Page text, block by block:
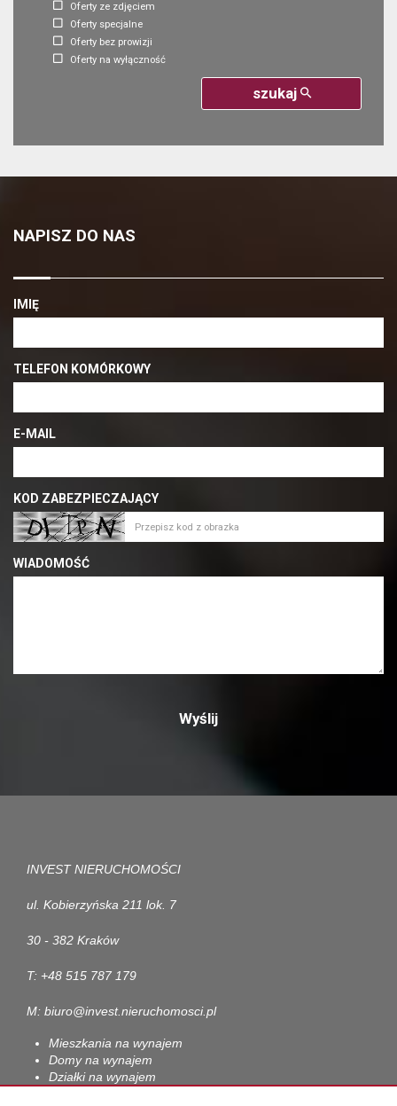
Oferty ze zdjęciem
Oferty specjalne
Oferty bez prowizji
Oferty na wyłączność
szukaj
NAPISZ DO NAS
IMIĘ
TELEFON KOMÓRKOWY
E-MAIL
KOD ZABEZPIECZAJĄCY
WIADOMOŚĆ
INVEST NIERUCHOMOŚCI
ul. Kobierzyńska 211 lok. 7
30 - 382 Kraków
T: +48 515 787 179
M: biuro@invest.nieruchomosci.pl
Mieszkania na wynajem
Domy na wynajem
Działki na wynajem